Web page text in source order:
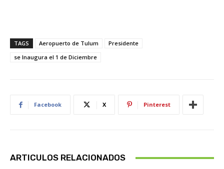
TAGS Aeropuerto de Tulum
Presidente
se Inaugura el 1 de Diciembre
Facebook X Pinterest
ARTICULOS RELACIONADOS